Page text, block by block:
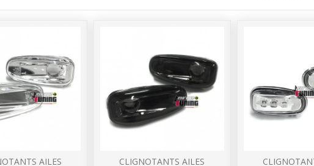
AILES
CLIGNOTANTS AILES